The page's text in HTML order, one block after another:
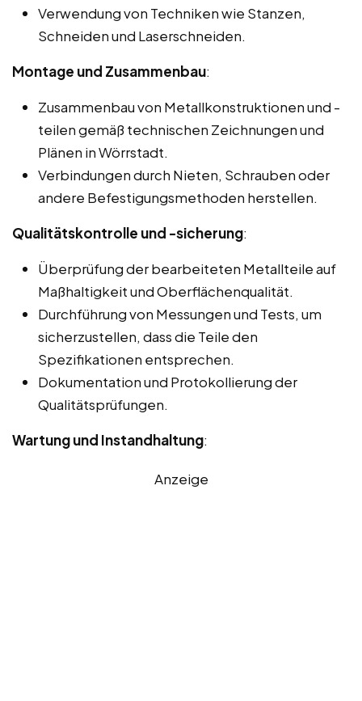
Verwendung von Techniken wie Stanzen,
Schneiden und Laserschneiden.
Montage und Zusammenbau:
Zusammenbau von Metallkonstruktionen und -
teilen gemäß technischen Zeichnungen und
Plänen in Wörrstadt.
Verbindungen durch Nieten, Schrauben oder
andere Befestigungsmethoden herstellen.
Qualitätskontrolle und -sicherung:
Überprüfung der bearbeiteten Metallteile auf
Maßhaltigkeit und Oberflächenqualität.
Durchführung von Messungen und Tests, um
sicherzustellen, dass die Teile den
Spezifikationen entsprechen.
Dokumentation und Protokollierung der
Qualitätsprüfungen.
Wartung und Instandhaltung:
Anzeige